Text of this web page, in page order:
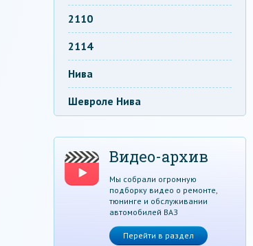
2110
2114
Нива
Шевроле Нива
Видео-архив
Мы собрали огромную
подборку видео о ремонте,
тюнинге и обслуживании
автомобилей ВАЗ
Перейти в раздел